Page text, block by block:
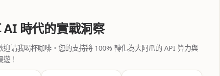
時代的實戰洞察
請我喝杯咖啡。您的支持將 100% 轉化為大阿爪的 API 算力與
！